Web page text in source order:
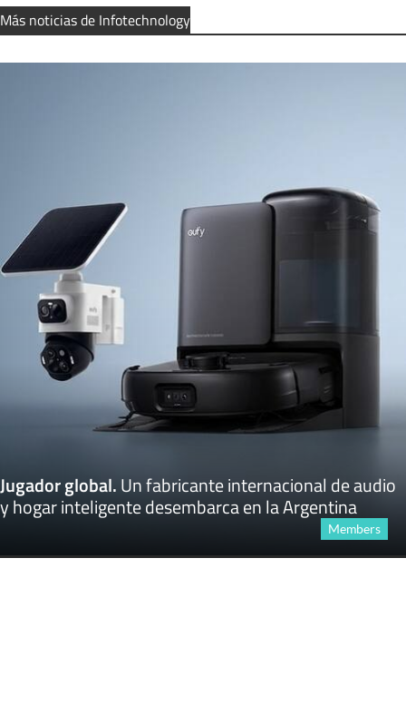
Más noticias de Infotechnology
Jugador global.Un fabricante internacional de audio
y hogar inteligente desembarca en la Argentina
Members